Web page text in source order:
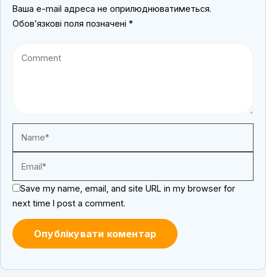
Ваша e-mail адреса не оприлюднюватиметься.
Обов’язкові поля позначені *
Save my name, email, and site URL in my browser for
next time I post a comment.